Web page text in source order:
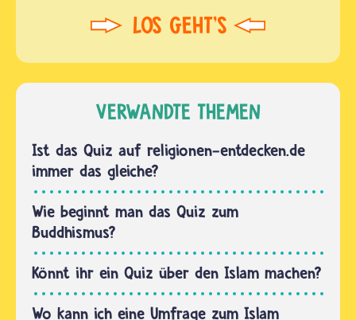
VERWANDTE THEMEN
Ist das Quiz auf religionen-entdecken.de
immer das gleiche?
Wie beginnt man das Quiz zum
Buddhismus?
Könnt ihr ein Quiz über den Islam machen?
Wo kann ich eine Umfrage zum Islam